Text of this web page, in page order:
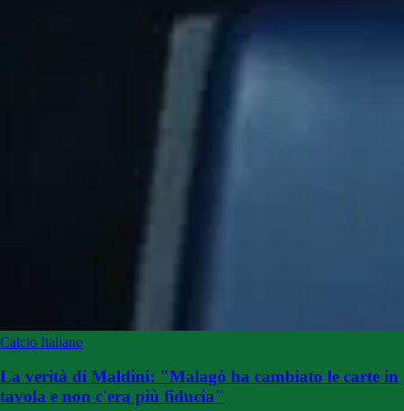
Calcio Italiano
La verità di Maldini: "Malagò ha cambiato le carte in
tavola e non c'era più fiducia"